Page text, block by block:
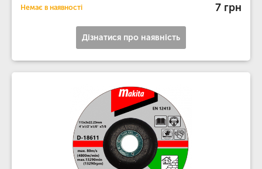
Немає в наявності 7 грн
Дізнатися про наявність